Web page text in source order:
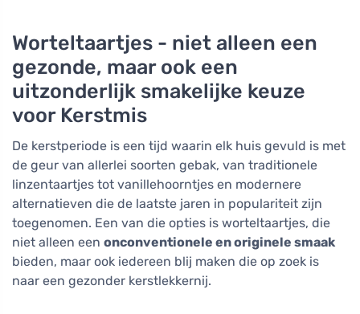
Worteltaartjes - niet alleen een
gezonde, maar ook een
uitzonderlijk smakelijke keuze
voor Kerstmis
De kerstperiode is een tijd waarin elk huis gevuld is met
de geur van allerlei soorten gebak, van traditionele
linzentaartjes tot vanillehoorntjes en modernere
alternatieven die de laatste jaren in populariteit zijn
toegenomen. Een van die opties is worteltaartjes, die
niet alleen een onconventionele en originele smaak
bieden, maar ook iedereen blij maken die op zoek is
naar een gezonder kerstlekkernij.